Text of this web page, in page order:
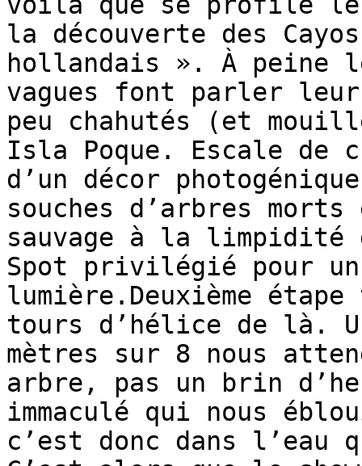
la découverte des
hollandais ». À peine
vagues font parler
peu chahutés (et
Isla Poque. Escale de
d’un décor
souches d’arbres
sauvage à la
Spot privilégié pour
lumière.Deuxième
tours d’hélice de là.
mètres sur 8 nous
arbre, pas un brin
immaculé qui nous
c’est donc dans